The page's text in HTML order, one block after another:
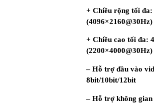
+ Chiều rộng tối đa:
(4096×2160@30Hz)
+ Chiều cao tối đa:
(2200×4000@30Hz)
– Hỗ trợ đầu vào
8bit/10bit/12bit
– Hỗ trợ không